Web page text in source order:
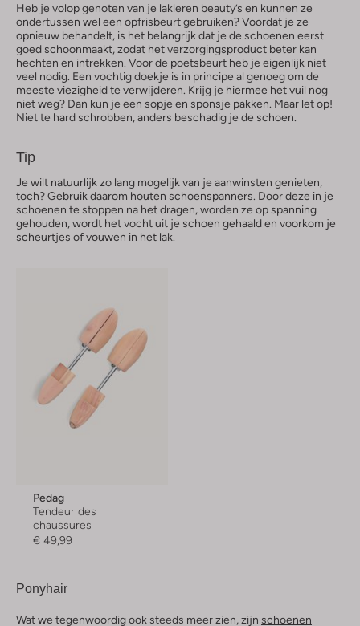
Heb je volop genoten van je lakleren beauty’s en kunnen ze
ondertussen wel een opfrisbeurt gebruiken? Voordat je ze
opnieuw behandelt, is het belangrijk dat je de schoenen eerst
goed schoonmaakt, zodat het verzorgingsproduct beter kan
hechten en intrekken. Voor de poetsbeurt heb je eigenlijk niet
veel nodig. Een vochtig doekje is in principe al genoeg om de
meeste viezigheid te verwijderen. Krijg je hiermee het vuil nog
niet weg? Dan kun je een sopje en sponsje pakken. Maar let op!
Niet te hard schrobben, anders beschadig je de schoen.
Tip
Je wilt natuurlijk zo lang mogelijk van je aanwinsten genieten,
toch? Gebruik daarom houten schoenspanners. Door deze in je
schoenen te stoppen na het dragen, worden ze op spanning
gehouden, wordt het vocht uit je schoen gehaald en voorkom je
scheurtjes of vouwen in het lak.
Pedag
Tendeur des
chaussures
€ 49,99
Ponyhair
Wat we tegenwoordig ook steeds meer zien, zijn schoenen